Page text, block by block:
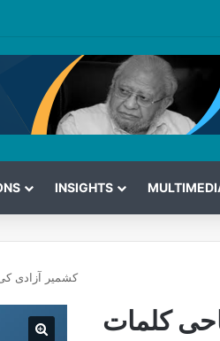
the G7 Meeting
INSIGHTS
کشمیر آزادی
کلمات